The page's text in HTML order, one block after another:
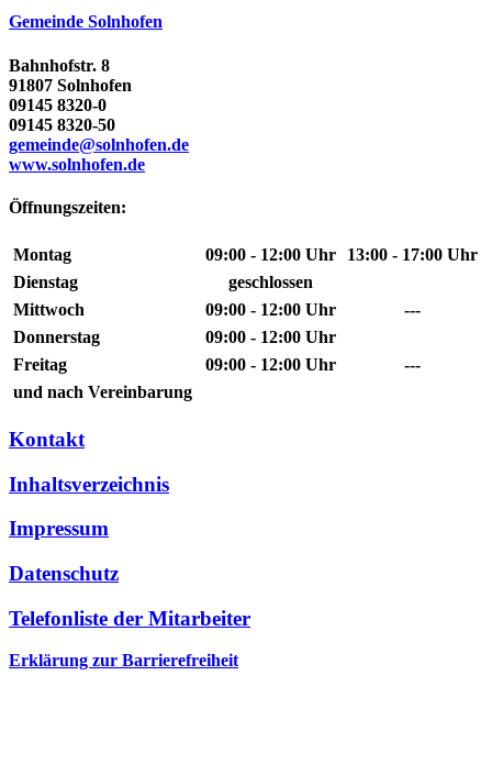
Gemeinde Solnhofen
Bahnhofstr. 8
91807 Solnhofen
09145 8320-0
09145 8320-50
gemeinde@solnhofen.de
www.solnhofen.de
Öffnungszeiten:
Montag 09:00 - 12:00 Uhr
13:00 - 17:00 Uhr
Dienstag
geschlossen
Mittwoch
09:00 - 12:00 Uhr
---
Donnerstag
09:00 - 12:00 Uhr
Freitag
09:00 - 12:00 Uhr
---
und nach Vereinbarung
Kontakt
Inhaltsverzeichnis
Impressum
Datenschutz
Telefonliste der Mitarbeiter
Erklärung zur Barrierefreiheit